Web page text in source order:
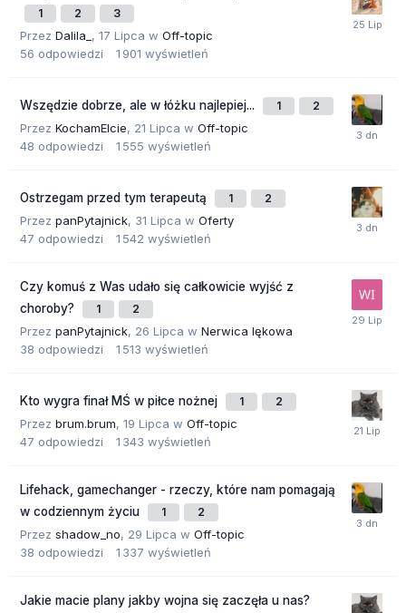
1 2 3
Przez Dalila_ , 17 Lipca w Off-topic
56 odpowiedzi 1 901 wyświetleń
Wszędzie dobrze, ale w łóżku najlepiej... 1 2
Przez KochamElcie, 21 Lipca w Off-topic
48 odpowiedzi 1 555 wyświetleń
Ostrzegam przed tym terapeutą 1 2
Przez panPytajnick, 31 Lipca w Oferty
47 odpowiedzi 1 542 wyświetleń
Czy komuś z Was udało się całkowicie wyjść z
choroby?
1 2
Przez panPytajnick, 26 Lipca w Nerwica lękowa
38 odpowiedzi 1 513 wyświetleń
Kto wygra finał MŚ w piłce nożnej 1 2
Przez brum.brum, 19 Lipca w Off-topic
47 odpowiedzi 1 343 wyświetleń
Lifehack, gamechanger - rzeczy, które nam pomagają
w codziennym życiu
1 2
Przez shadow_no, 29 Lipca w Off-topic
38 odpowiedzi 1 337 wyświetleń
Jakie macie plany jakby wojna się zaczęła u nas?